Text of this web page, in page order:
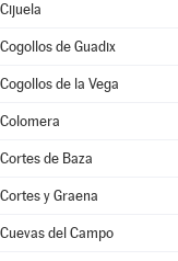
Cijuela
Cogollos de Guadix
Cogollos de la Vega
Colomera
Cortes de Baza
Cortes y Graena
Cuevas del Campo